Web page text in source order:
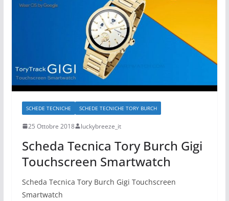
SCHEDE TECNICHE SCHEDE TECNICHE TORY BURCH
25 Ottobre 2018 luckybreeze_it
Scheda Tecnica Tory Burch Gigi
Touchscreen Smartwatch
Scheda Tecnica Tory Burch Gigi Touchscreen
Smartwatch